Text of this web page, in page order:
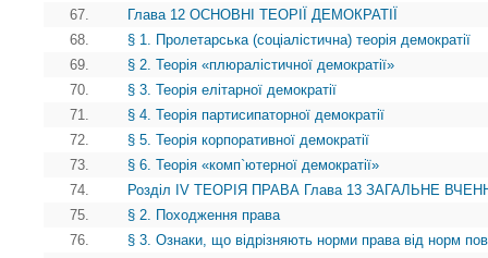
67.
Глава 12 ОСНОВНІ ТЕОРІЇ ДЕМОКРАТІЇ
68.
§ 1. Пролетарська (соціалістична) теорія демократії
69.
§ 2. Теорія «плюралістичної демократії»
70.
§ 3. Теорія елітарної демократії
71.
§ 4. Теорія партисипаторної демократії
72.
§ 5. Теорія корпоративної демократії
73.
§ 6. Теорія «комп`ютерної демократії»
74.
Розділ IV ТЕОРІЯ ПРАВА Глава 13 ЗАГАЛЬНЕ
75.
§ 2. Походження права
76.
§ 3. Ознаки, що відрізняють норми права від норм